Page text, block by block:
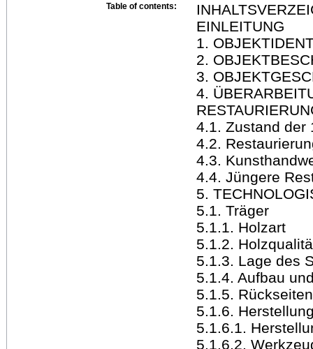
Table of contents:
EINLEITUNG
1.
2.
3.
4.
4.1. Zustand der
4.2.
4.3.
4.4. Jüngere
5.
5.1. Träger
5.1.1. Holzart
5.1.2.
5.1.3. Lage des
5.1.4. Aufbau
5.1.5.
5.1.6.
5.1.6.1.
5.1.6.2.